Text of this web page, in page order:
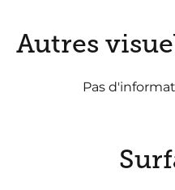
Autres
Pas